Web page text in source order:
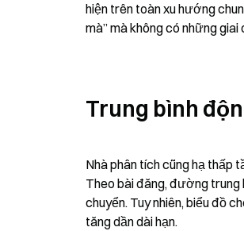
hiện trên toàn xu hướng
mà” mà không có những
Trung bình
Nhà phân tích cũng hạ thấp
Theo bài đăng, đường trung
chuyển. Tuy nhiên, biểu đồ
tăng dần dài hạn.